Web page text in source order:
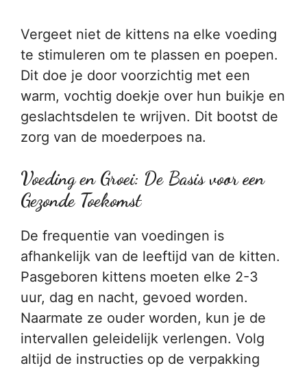
Vergeet niet de kittens na elke voeding
te stimuleren om te plassen en poepen.
Dit doe je door voorzichtig met een
warm, vochtig doekje over hun buikje en
geslachtsdelen te wrijven. Dit bootst de
zorg van de moederpoes na.
Voeding en Groei: De Basis voor een
Gezonde Toekomst
De frequentie van voedingen is
afhankelijk van de leeftijd van de kitten.
Pasgeboren kittens moeten elke 2-3
uur, dag en nacht, gevoed worden.
Naarmate ze ouder worden, kun je de
intervallen geleidelijk verlengen. Volg
altijd de instructies op de verpakking